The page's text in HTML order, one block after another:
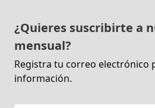
¿Quieres suscribirte a
mensual?
Registra tu correo electrónico
información.